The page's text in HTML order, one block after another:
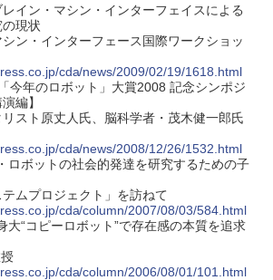
レイン・マシン・インターフェイスによる
現状
ン・インターフェース国際ワークショッ
cda/news/2009/02/19/1618.html
今年のロボット」大賞2008 記念シンポジ
編】
スト原丈人氏、脳科学者・茂木健一郎氏
cda/news/2008/12/26/1532.html
ロボットの社会的発達を研究するための子
ムプロジェクト」を訪ねて
cda/column/2007/08/03/584.html
大“コピーロボット”で存在感の本質を追求
cda/column/2006/08/01/101.html